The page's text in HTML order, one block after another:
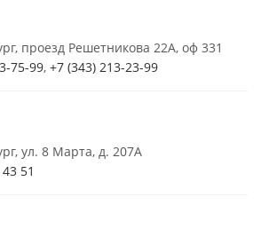
проезд Решетникова 22А, оф 331
75-99, +7 (343) 213-23-99
ул. 8 Марта, д. 207А
51